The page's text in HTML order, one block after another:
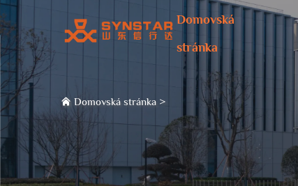
Domovská
stránka
Domovská stránka >